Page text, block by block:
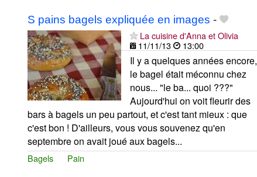
S pains bagels expliquée en images -
La cuisine d'Anna et Olivia
11/11/13
13:00
Il y a quelques années encore,
le bagel était méconnu chez
nous... "le ba... quoi ???"
Aujourd'hui on voit fleurir des
bars à bagels un peu partout, et c'est tant mieux : que
c'est bon ! D'ailleurs, vous vous souvenez qu'en
septembre on avait joué aux bagels...
Bagels Pain